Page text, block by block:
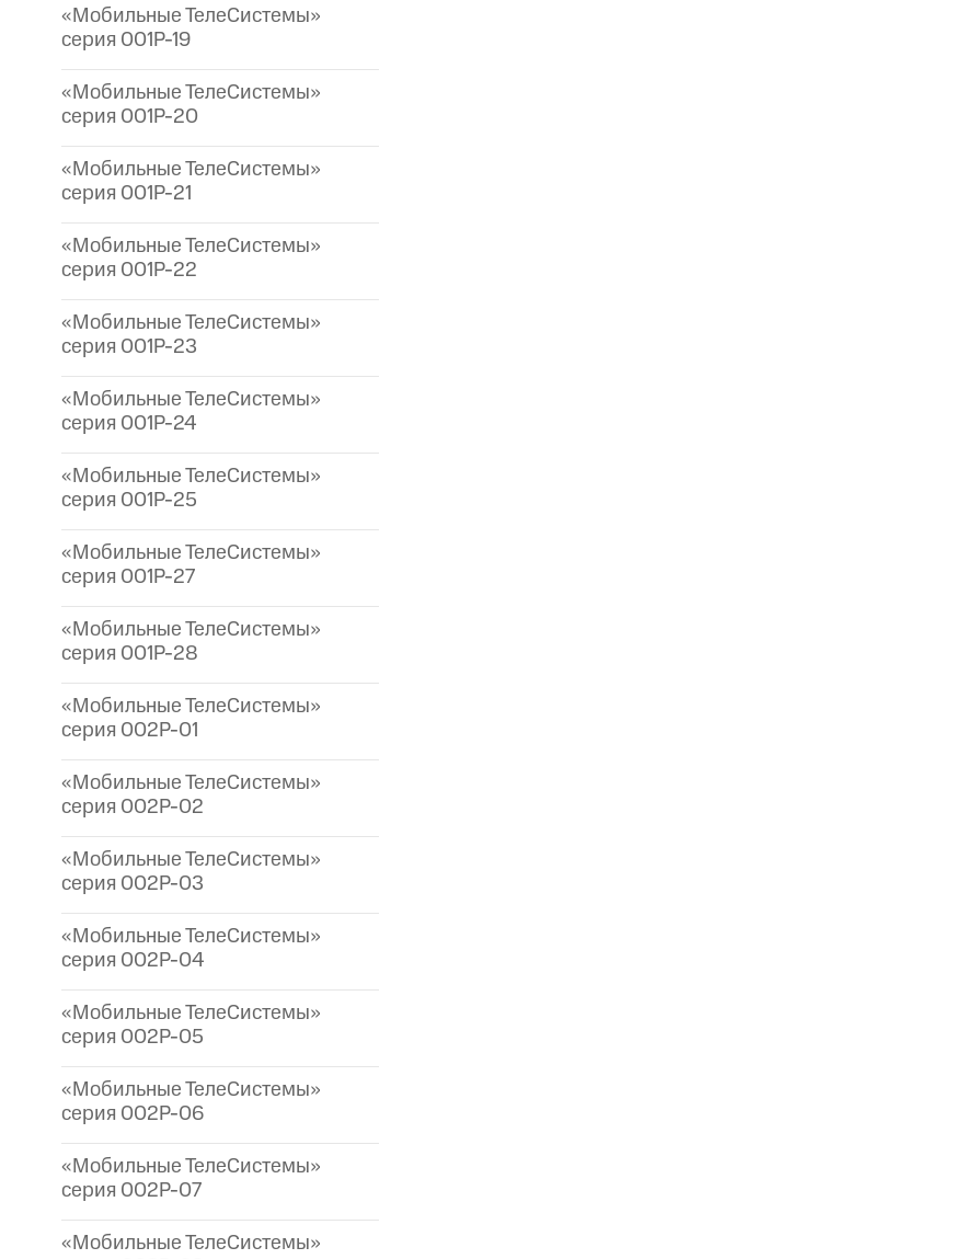
«Мобильные ТелеСистемы»
серия 001P-19
«Мобильные ТелеСистемы»
серия 001P-20
«Мобильные ТелеСистемы»
серия 001P-21
«Мобильные ТелеСистемы»
серия 001P-22
«Мобильные ТелеСистемы»
серия 001P-23
«Мобильные ТелеСистемы»
серия 001P-24
«Мобильные ТелеСистемы»
серия 001P-25
«Мобильные ТелеСистемы»
серия 001P-27
«Мобильные ТелеСистемы»
серия 001P-28
«Мобильные ТелеСистемы»
серия 002P-01
«Мобильные ТелеСистемы»
серия 002P-02
«Мобильные ТелеСистемы»
серия 002P-03
«Мобильные ТелеСистемы»
серия 002P-04
«Мобильные ТелеСистемы»
серия 002P-05
«Мобильные ТелеСистемы»
серия 002P-06
«Мобильные ТелеСистемы»
серия 002P-07
«Мобильные ТелеСистемы»